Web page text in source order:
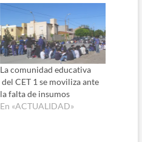
La comunidad educativa
del CET 1 se moviliza ante
la falta de insumos
En «ACTUALIDAD»